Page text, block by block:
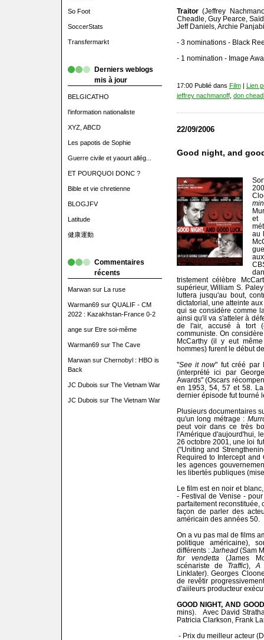
So Foot
SoccerStats
Transfermarkt
Derniers weblogs
mis à jour
BELGICATHO
l'information nationaliste
XYZ, ABCD
Les papotis de Sophie
Guerre civile et yaourt allég...
ET POURQUOI DONC ?
Bible et vie chretienne
BLOGJFV
Latitude
健康運動
Commentaires
récents
Marwansur La ruse
Warman69sur QUALIF - CM
2022 : Kazakhstan-France 0-2
angesur Etre soi-même
Warman69sur The Cave
Marwansur Chernobyl : HBO is
Back
JC Dubois sur The Vietnam War
JC Dubois sur The Vietnam War
Traitor(Jeffrey
Cheadle, Guy Pearce,
Jeff Daniels, Archie
- 3 nominations - Black
- 1 nomination - Image
17:00 Publié dans Film| Lien
jeffrey nachmanoff, don
22/09/2006
Good night, and
et
au
tristement célèbre
supérieur, William S.
luttera jusqu'au bout,
dictatorial, une atteinte
qui se considère comme
ainsi qu'il va s'atteler à
de l'air, accusé à tort
communiste. On
McCarthy (il y eut
hommes) furent le début
"See it now" fut créé par
(interprété ici par
Awards" (Oscars
en 1953, 54, 57 et 58.
dernier épisode fut tourné
Plusieurs documentaires
qu'un long métrage :
peut voir dans ce très
l'Amérique d'aujourd'hui,
26 octobre 2001, une loi
("Uniting and
Required to Intercept and
les agences
les libertés publiques
Le film est en noir et
- Festival de Venise -
parfaitement reconstituée,
façon de parler des
américain des années 50.
On a vu pas mal de films
politique américaine),
différents : Jarhead(Sam
for vendetta (James
scénariste de Traffic), A
Linklater). Georges
de revêtir
d'aiileurs producteur
GOOD NIGHT, AND
mins). Avec David
Patricia Clarkson, Frank
- Prix du meilleur acteur